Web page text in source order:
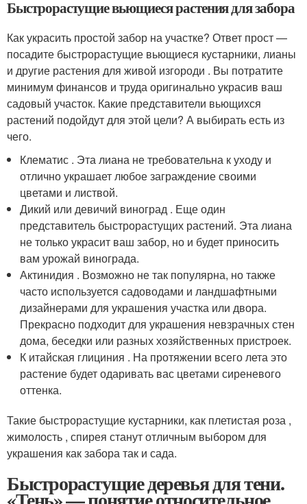
Быстрорастущие вьющиеся растения для забора
Как украсить простой забор на участке? Ответ прост —
посадите быстрорастущие вьющиеся кустарники, лианы
и другие растения для живой изгороди . Вы потратите
минимум финансов и труда оригинально украсив ваш
садовый участок. Какие представители вьющихся
растений подойдут для этой цели? А выбирать есть из
чего.
Клематис . Эта лиана не требовательна к уходу и
отлично украшает любое заграждение своими
цветами и листвой.
Дикий или девичий виноград . Еще один
представитель быстрорастущих растений. Эта лиана
не только украсит ваш забор, но и будет приносить
вам урожай винограда.
Актинидия . Возможно не так популярна, но также
часто используется садоводами и ландшафтными
дизайнерами для украшения участка или двора.
Прекрасно подходит для украшения невзрачных стен
дома, беседки или разных хозяйственных пристроек.
К итайская глициния . На протяжении всего лета это
растение будет одаривать вас цветами сиреневого
оттенка.
Такие быстрорастущие кустарники, как плетистая роза ,
жимолость , спирея станут отличным выбором для
украшения как забора так и сада.
Быстрорастущие деревья для тени.